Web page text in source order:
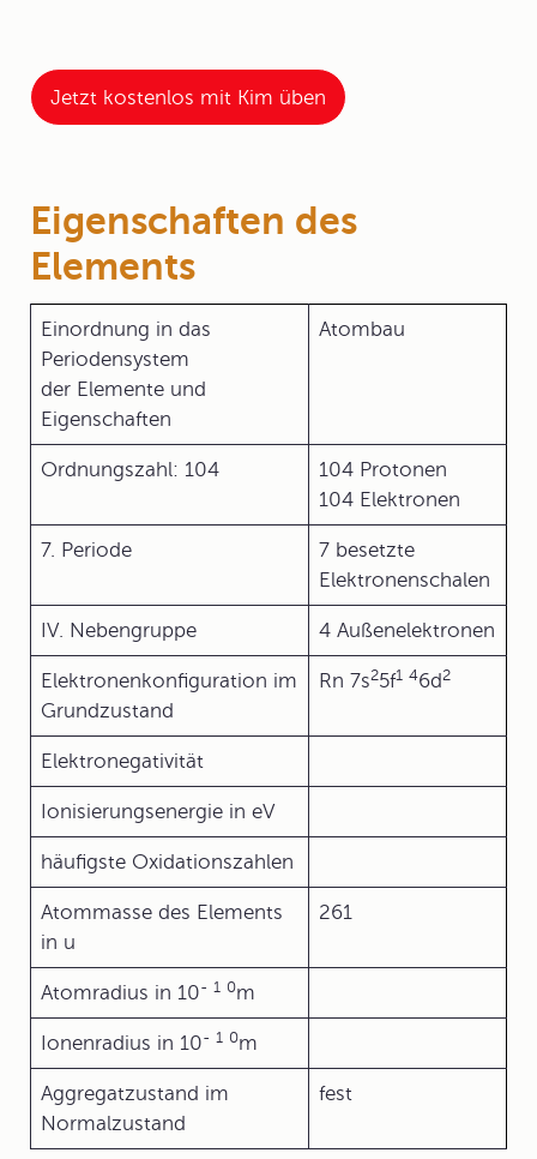
Jetzt kostenlos mit Kim üben
Eigenschaften des
Elements
Einordnung in das
Periodensystem
der Elemente und
Eigenschaften
Atombau
Ordnungszahl: 104
104 Protonen
104 Elektronen
7. Periode
7 besetzte
Elektronenschalen
IV. Nebengruppe 4 Außenelektronen
Elektronenkonfiguration im
Grundzustand
Rn 7s25f1 46d2
Elektronegativität
Ionisierungsenergie in eV
häufigste Oxidationszahlen
Atommasse des Elements
in u
261
Atomradius in 10- 1 0m
Ionenradius in 10- 1 0m
Aggregatzustand im
Normalzustand
fest